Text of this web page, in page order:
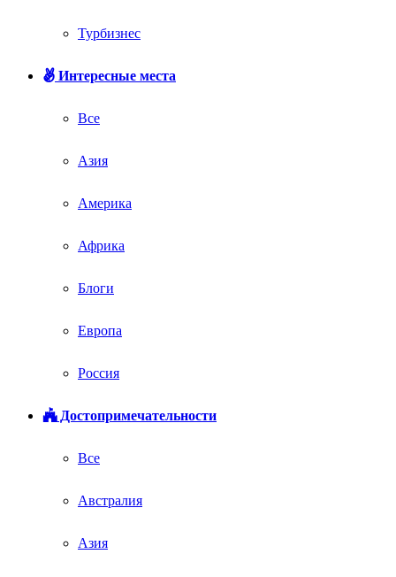
Турбизнес
Интересные места
Все
Азия
Америка
Африка
Блоги
Европа
Россия
Достопримечательности
Все
Австралия
Азия